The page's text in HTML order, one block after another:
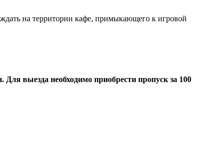
на территории кафе, примыкающего к игровой
выезда необходимо приобрести пропуск за 100